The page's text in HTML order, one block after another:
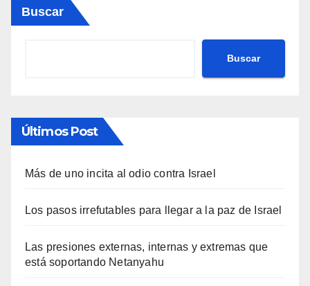
Buscar
Buscar
Últimos Post
Más de uno incita al odio contra Israel
Los pasos irrefutables para llegar a la paz de Israel
Las presiones externas, internas y extremas que
está soportando Netanyahu